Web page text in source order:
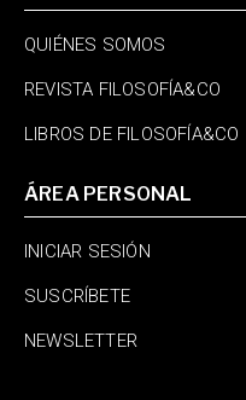
QUIÉNES SOMOS
REVISTA FILOSOFÍA&CO
LIBROS DE FILOSOFÍA&CO
ÁREA PERSONAL
INICIAR SESIÓN
SUSCRÍBETE
NEWSLETTER